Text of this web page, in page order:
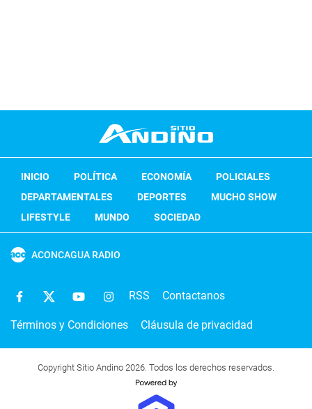
INICIO POLÍTICA ECONOMÍA
POLICIALES
DEPARTAMENTALES
DEPORTES
MUCHO SHOW
LIFESTYLE
MUNDO SOCIEDAD
ACONCAGUA RADIO
RSS Contactanos
Términos y Condiciones Cláusula de privacidad
Copyright Sitio Andino 2026. Todos los derechos reservados.